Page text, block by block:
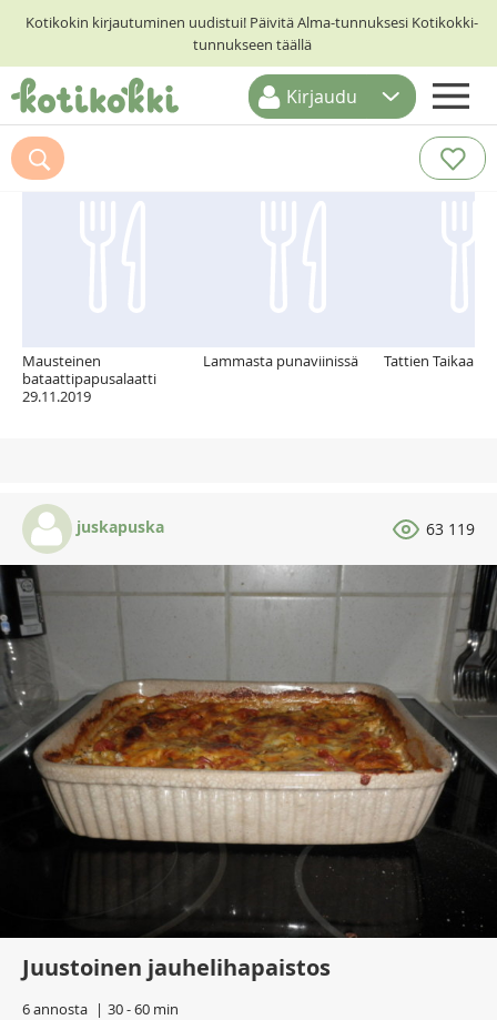
Kotikokin kirjautuminen uudistui! Päivitä Alma-tunnuksesi Kotikokki-
tunnukseen täällä
ETUSIVU
RESEPTIHAKU
Kirjaudu
Suosittelemme myös
Mausteinen
bataattipapusalaatti
29.11.2019
Lammasta punaviinissä Tattien Taikaa
juskapuska 63 119
Juustoinen jauhelihapaistos
6 annosta 30 - 60 min